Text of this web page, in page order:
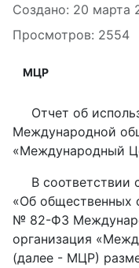
Информация о
Создано: 20 марта
Просмотров: 2554
МЦР
Отчет об
Международной
«Международный
В соответствии
«Об общественных
№ 82-ФЗ
организация
(далее - МЦР)